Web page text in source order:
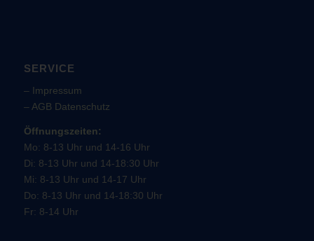
SERVICE
– Impressum
– AGB Datenschutz
Öffnungszeiten:
Mo: 8-13 Uhr und 14-16 Uhr
Di: 8-13 Uhr und 14-18:30 Uhr
Mi: 8-13 Uhr und 14-17 Uhr
Do: 8-13 Uhr und 14-18:30 Uhr
Fr: 8-14 Uhr